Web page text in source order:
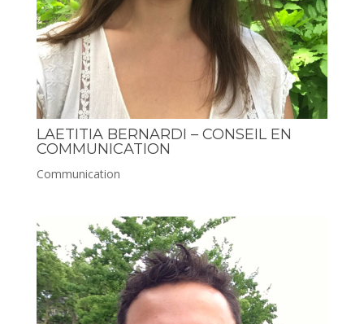
LAETITIA BERNARDI – CONSEIL EN
COMMUNICATION
Communication